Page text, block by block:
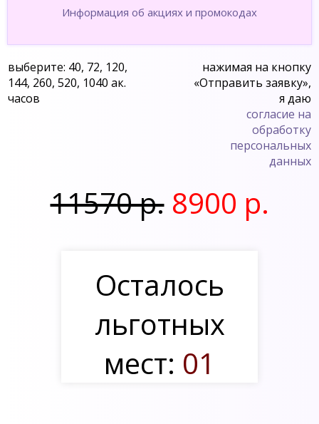
Информация об акциях и промокодах
выберите: 40, 72, 120,
144, 260, 520, 1040 ак.
часов
нажимая на кнопку
«Отправить заявку»,
я даю
согласие на
обработку
персональных
данных
11570 р. 8900 р.
Осталось
льготных
мест: 01